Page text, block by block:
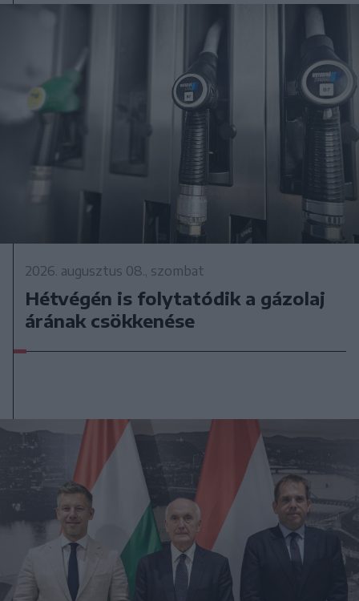
2026. augusztus 08., szombat
Hétvégén is folytatódik a gázolaj
árának csökkenése